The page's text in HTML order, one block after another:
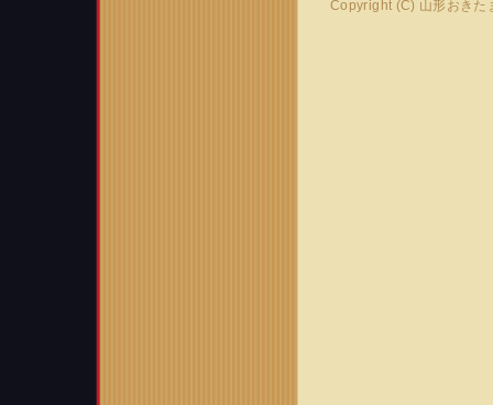
Copyright (C) 山形おき